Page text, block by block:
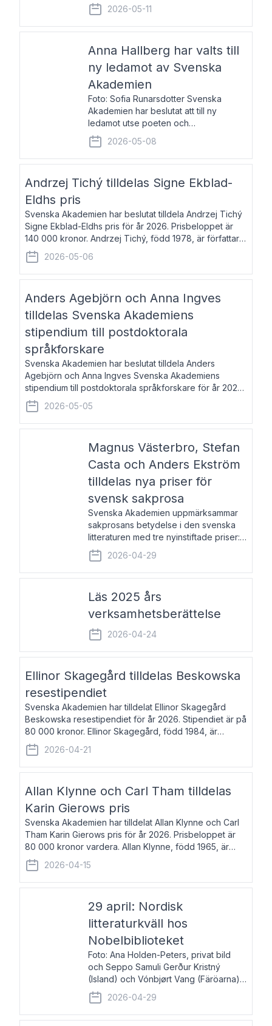
Michaelsdotter Svenska Akademiens
debutantpris för år 2026. Priset är
nyinstiftat och syftar till att lyfta fram
2026-05-11
Anna Hallberg har valts till
ny ledamot av Svenska
Akademien
Foto: Sofia Runarsdotter Svenska
Akademien har beslutat att till ny
ledamot utse poeten och
litteraturkritikern Anna Hallberg. Hon
efterträder poeten Tua Forsström på
stol 18 och kommer att ta sitt inträde vid
2026-05-08
Andrzej Tichý tilldelas Signe Ekblad-
Eldhs pris
Svenska Akademien har beslutat tilldela Andrzej Tichý
Signe Ekblad-Eldhs pris för år 2026. Prisbeloppet är
140 000 kronor. Andrzej Tichý, född 1978, är författare
och kulturskribent. Han debuterade 2005 med den
lovordade romanen Sex liter l
2026-05-06
Anders Agebjörn och Anna Ingves
tilldelas Svenska Akademiens
stipendium till postdoktorala
språkforskare
Svenska Akademien har beslutat tilldela Anders
Agebjörn och Anna Ingves Svenska Akademiens
stipendium till postdoktorala språkforskare för år 2026.
Stipendiebeloppet är 75 000 kronor per mottagare.
Anders Agebjörn, född 1984, är universitet
2026-05-05
Magnus Västerbro, Stefan
Casta och Anders Ekström
tilldelas nya priser för
svensk sakprosa
Svenska Akademien uppmärksammar
sakprosans betydelse i den svenska
litteraturen med tre nyinstiftade priser:
Svenska Akademiens pris till
framstående författare av svensk
sakprosa som i år går till Magnus
2026-04-29
Läs 2025 års
verksamhetsberättelse
2026-04-24
Ellinor Skagegård tilldelas Beskowska
resestipendiet
Svenska Akademien har tilldelat Ellinor Skagegård
Beskowska resestipendiet för år 2026. Stipendiet är på
80 000 kronor. Ellinor Skagegård, född 1984, är
författare, journalist och musiker. Hon skriver
återkommande för Svenska Dagbladet, Ups
2026-04-21
Allan Klynne och Carl Tham tilldelas
Karin Gierows pris
Svenska Akademien har tilldelat Allan Klynne och Carl
Tham Karin Gierows pris för år 2026. Prisbeloppet är
80 000 kronor vardera. Allan Klynne, född 1965, är
arkeolog, författare, översättare och fil.dr i antikens
kultur och samhällsliv. Ut
2026-04-15
29 april: Nordisk
litteraturkväll hos
Nobelbiblioteket
Foto: Ana Holden-Peters, privat bild
och Seppo Samuli Gerður Kristný
(Island) och Vónbjørt Vang (Färöarna)
läser ur sina verk och samtalar med
John Swedenmark. De läser upp på
färöiska, isländska och svenska och
2026-04-29